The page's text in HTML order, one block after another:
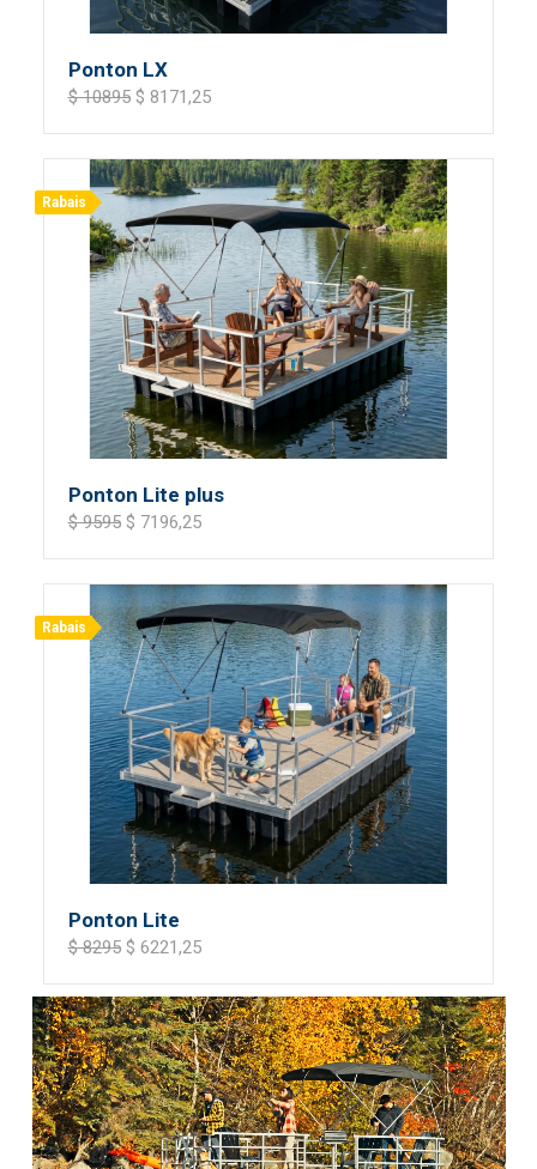
Ponton LX
$ 10895$ 8171,25
Rabais
Ponton Lite plus
$ 9595$ 7196,25
Rabais
Ponton Lite
$ 8295$ 6221,25